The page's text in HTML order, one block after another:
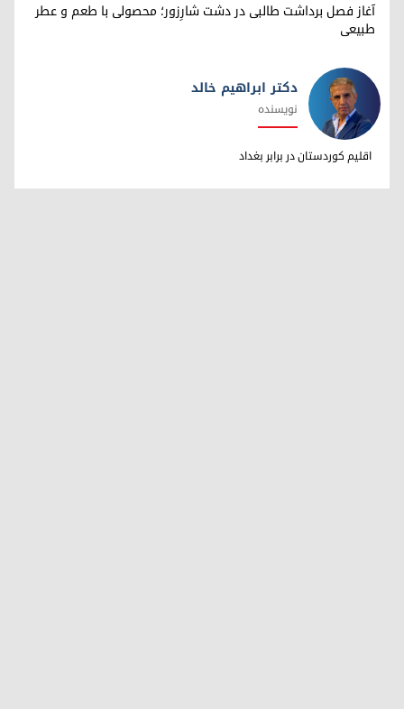
آغاز فصل برداشت طالبی در دشت شارِزور؛ محصولی با طعم و عطر
طبیعی
دکتر ابراهیم خالد
دکتر ابراهیم خالد
نویسنده
اقلیم کوردستان در برابر بغداد